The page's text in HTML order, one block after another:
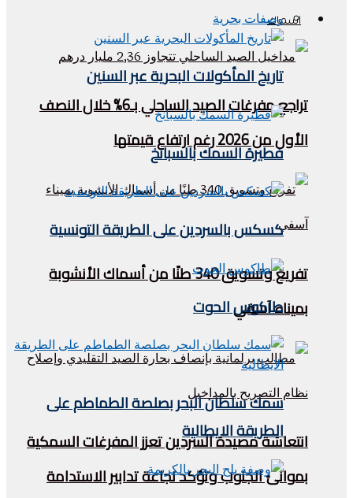
اسماك
تراجع مفرغات الصيد الساحلي بـ6% خلال النصف
الأول من 2026 رغم ارتفاع قيمتها
تفريغ وتسويق 340 طنًا من أسماك الأنشوبة
بميناء آسفي
انتعاشة مصيدة السردين تعزز المفرغات السمكية
بموانئ الجنوب وتؤكد نجاعة تدابير الاستدامة
وصفات بحرية
تاريخ المأكولات البحرية عبر السنين
فطيرة السمك بالسبانخ
كسكس بالسردين على الطريقة التونسية
طاكوس الحوت
سمك سلطان البحر بصلصة الطماطم على
الطريقة الايطالية